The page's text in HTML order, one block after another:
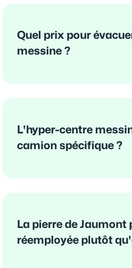
Quel prix pour
messine ?
L'hyper-centre
camion spécifique ?
La pierre de Jaumont
réemployée plutôt